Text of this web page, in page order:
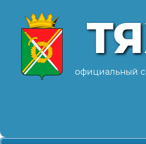
официальный